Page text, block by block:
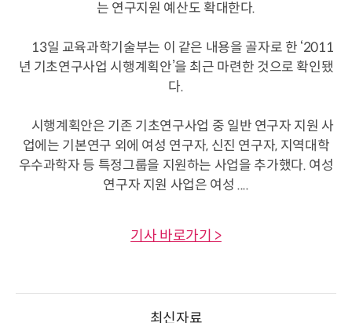
는 연구지원 예산도 확대한다.
13일 교육과학기술부는 이 같은 내용을 골자로 한 ‘2011
년 기초연구사업 시행계획안’을 최근 마련한 것으로 확인됐
다.
시행계획안은 기존 기초연구사업 중 일반 연구자 지원 사
업에는 기본연구 외에 여성 연구자, 신진 연구자, 지역대학
우수과학자 등 특정그룹을 지원하는 사업을 추가했다. 여성
연구자 지원 사업은 여성 ....
기사 바로가기 >
최신자료